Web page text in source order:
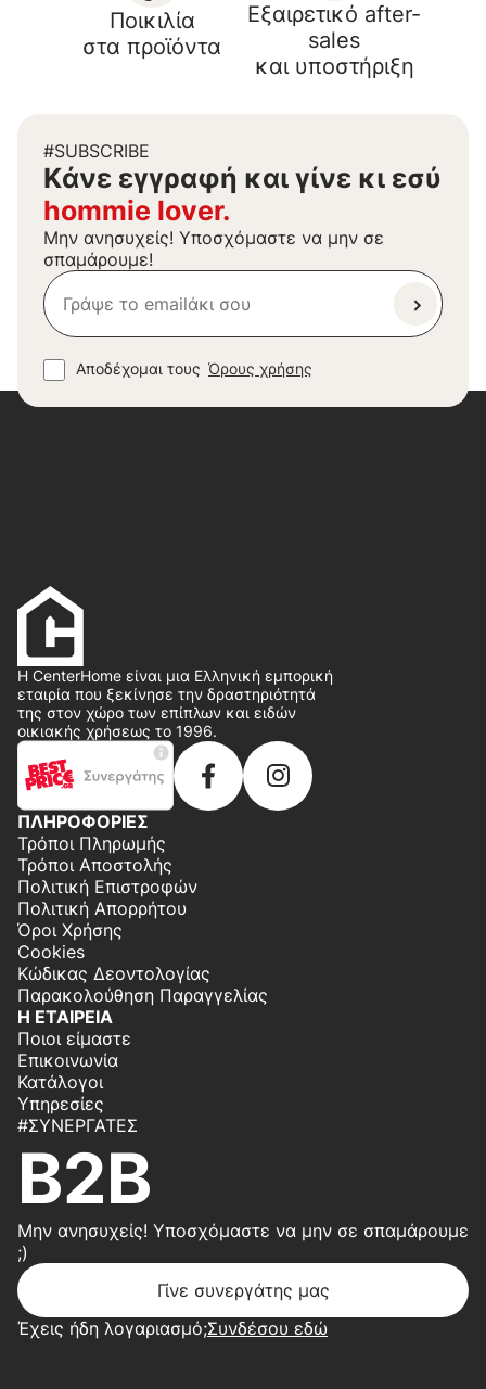
Ποικιλία
στα προϊόντα
Εξαιρετικό after-
sales
και υποστήριξη
#SUBSCRIBE
Kάνε εγγραφή και γίνε κι εσύ
hommie lover.
Μην ανησυχείς! Υποσχόμαστε να μην σε
σπαμάρουμε!
Αποδέχομαι τους Όρους χρήσης
Η CenterHome είναι μια Ελληνική εμπορική
εταιρία που ξεκίνησε την δραστηριότητά
της στον χώρο των επίπλων και ειδών
οικιακής χρήσεως το 1996.
ΠΛΗΡΟΦΟΡΙΕΣ
Τρόποι Πληρωμής
Τρόποι Αποστολής
Πολιτική Επιστροφών
Πολιτική Απορρήτου
Όροι Χρήσης
Cookies
Κώδικας Δεοντολογίας
Παρακολούθηση Παραγγελίας
Η ΕΤΑΙΡΕΙΑ
Ποιοι είμαστε
Επικοινωνία
Κατάλογοι
Υπηρεσίες
#ΣΥΝΕΡΓΆΤΕΣ
B2B
Μην ανησυχείς! Υποσχόμαστε να μην σε σπαμάρουμε
;)
Γίνε συνεργάτης μας
Έχεις ήδη λογαριασμό;Συνδέσου εδώ